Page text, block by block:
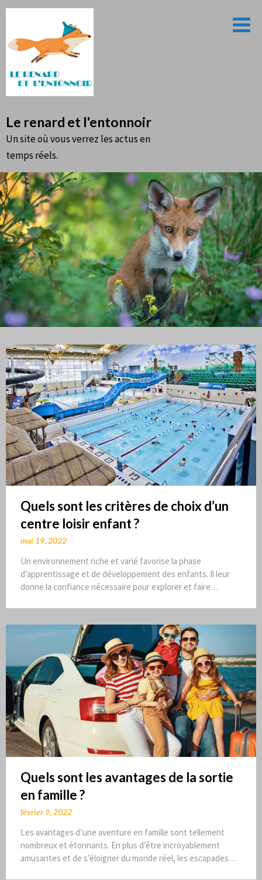
Le renard et l'entonnoir
Un site où vous verrez les actus en
temps réels.
Quels sont les critères de choix d’un
centre loisir enfant ?
mai 19, 2022
Un environnement riche et varié favorise la phase
d’apprentissage et de développement des enfants. Il leur
donne la confiance nécessaire pour explorer et faire…
Quels sont les avantages de la sortie
en famille ?
février 9, 2022
Les avantages d’une aventure en famille sont tellement
nombreux et étonnants. En plus d’être incroyablement
amusantes et de s’éloigner du monde réel, les escapades…